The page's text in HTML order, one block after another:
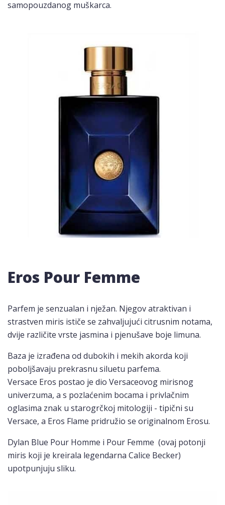
samopouzdanog muškarca.
Eros Pour Femme
Parfem je senzualan i nježan. Njegov atraktivan i
strastven miris ističe se zahvaljujući citrusnim notama,
dvije različite vrste jasmina i pjenušave boje limuna.
Baza je izrađena od dubokih i mekih akorda koji
poboljšavaju prekrasnu siluetu parfema.
Versace Eros postao je dio Versaceovog mirisnog
univerzuma, a s pozlaćenim bocama i privlačnim
oglasima znak u starogrčkoj mitologiji - tipični su
Versace, a Eros Flame pridružio se originalnom Erosu.
Dylan Blue Pour Homme i Pour Femme (ovaj potonji
miris koji je kreirala legendarna Calice Becker)
upotpunjuju sliku.